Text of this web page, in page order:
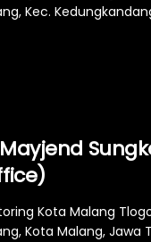
Kec.
Mayjend
Kota Malang
Kota Malang, Jawa